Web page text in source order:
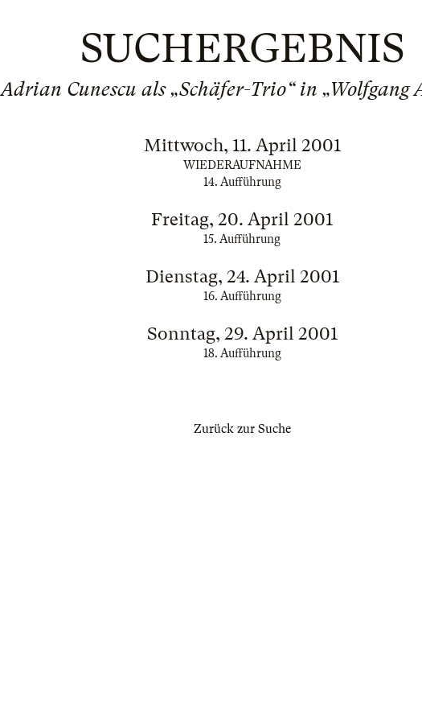
SUCHERGEBNIS
Adrian Cunescu als „Schäfer-Trio“ in „Wolfgang
Mittwoch, 11. April 2001
WIEDERAUFNAHME
14. Aufführung
Freitag, 20. April 2001
15. Aufführung
Dienstag, 24. April 2001
16. Aufführung
Sonntag, 29. April 2001
18. Aufführung
Zurück zur Suche